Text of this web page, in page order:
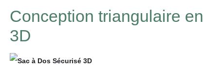
Conception triangulaire en
3D